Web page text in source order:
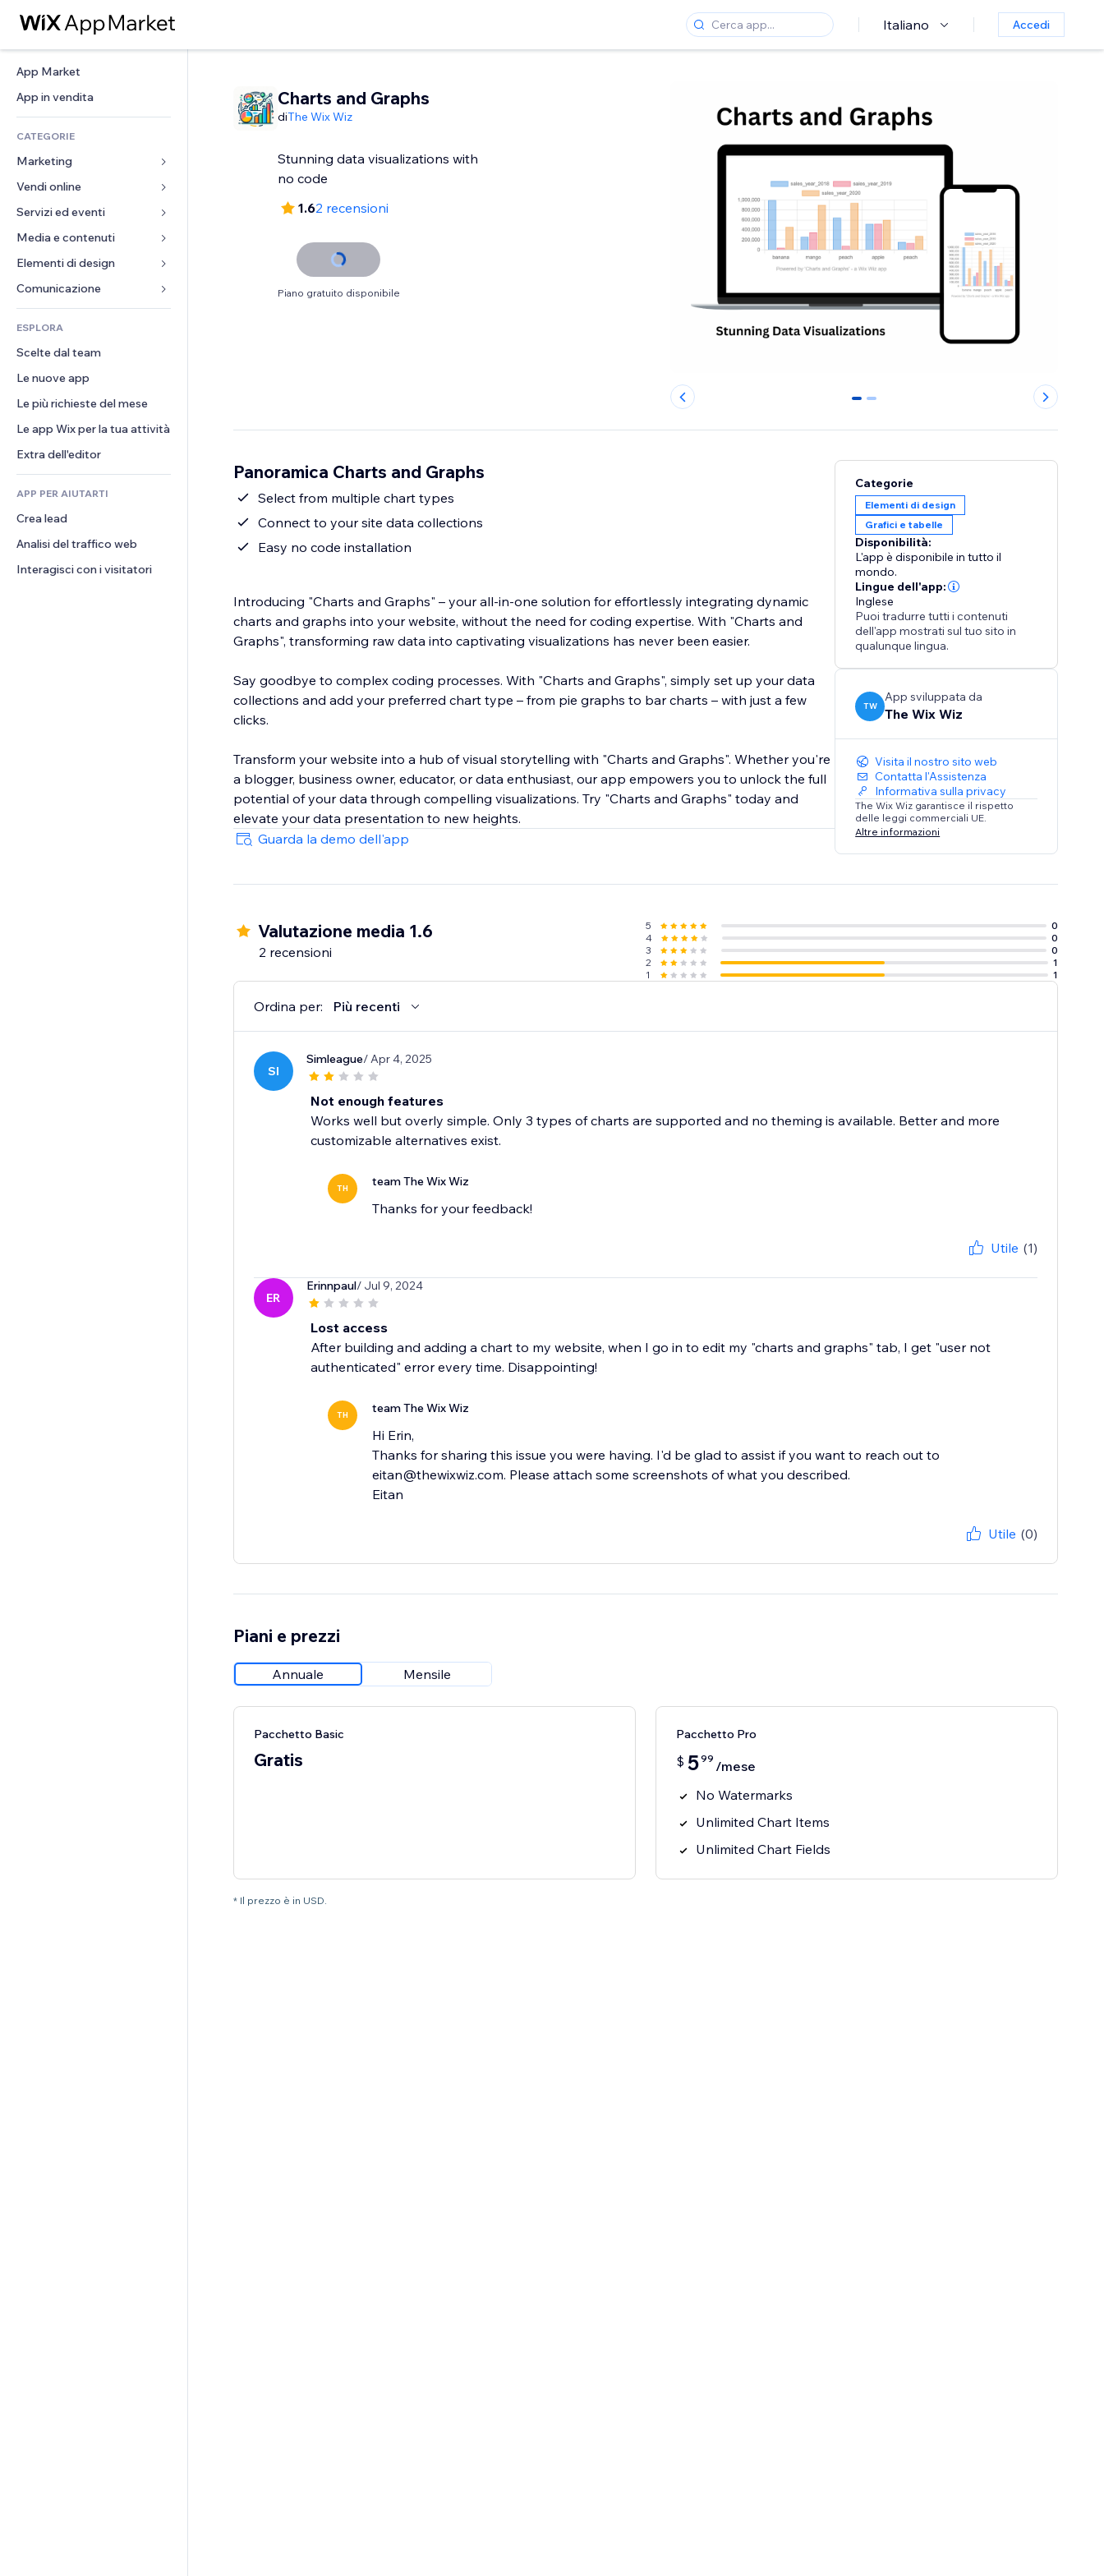
Italiano Accedi
App Market
App in vendita
CATEGORIE
Marketing
Inserzioni
Mobile
Dati analitici
Inserzioni sito
Email
Vendi online
App per Stores
Spedizione e consegna
Tasti Vendi
Amministrazione
Buoni e programmi fedeltà
Servizi ed eventi
Hotel
Eventi
Ristoranti
Immobiliare
Prenotazioni
Media e contenuti
Galleria
Musica
Podcast
Fotografia
Video
PDF
Condivisione file
Elementi di design
Mappe e navigazione
Privacy e sicurezza
Orologio
Template per pagine
Effetti immagine
Tasti e menu
Banner e badge
Calcolatrici
Cerca
Meteo
Grafici e tabelle
Moduli
Sondaggi
Chat
Commenti
Telefono
Community
Recensioni e testimonial
CRM
ESPLORA
Scelte dal team
Le nuove app
Le più richieste del mese
Le app Wix per la tua attività
Extra dell'editor
APP PER AIUTARTI
Crea lead
Analisi del traffico web
Interagisci con i visitatori
Charts and Graphs
diThe Wix Wiz
Stunning data visualizations with
no code
1.62 recensioni
Piano gratuito disponibile
0 1
Panoramica Charts and Graphs
Select from multiple chart types
Connect to your site data collections
Easy no code installation
Introducing "Charts and Graphs" – your all-in-one solution for effortlessly integrating dynamic
charts and graphs into your website, without the need for coding expertise. With "Charts and
Graphs", transforming raw data into captivating visualizations has never been easier.
Say goodbye to complex coding processes. With "Charts and Graphs", simply set up your data
collections and add your preferred chart type – from pie graphs to bar charts – with just a few
clicks.
Transform your website into a hub of visual storytelling with "Charts and Graphs". Whether you're
a blogger, business owner, educator, or data enthusiast, our app empowers you to unlock the full
potential of your data through compelling visualizations. Try "Charts and Graphs" today and
elevate your data presentation to new heights.
Guarda la demo dell'app
Categorie
Elementi di design
Grafici e tabelle
Disponibilità:
L'app è disponibile in tutto il
mondo.
Lingue dell'app:
Inglese
Puoi tradurre tutti i contenuti
dell'app mostrati sul tuo sito in
qualunque lingua.
TW
App sviluppata da
The Wix Wiz
Visita il nostro sito web
Contatta l'Assistenza
Informativa sulla privacy
The Wix Wiz garantisce il rispetto
delle leggi commerciali UE.
Altre informazioni
Valutazione media 1.6
2 recensioni
5
0
4
0
3
0
2
1
1
1
Ordina per: Più recenti
SI
Simleague/ Apr 4, 2025
Not enough features
Works well but overly simple. Only 3 types of charts are supported and no theming is available. Better and more
customizable alternatives exist.
TH team The Wix Wiz
Thanks for your feedback!
Utile (1)
ER
Erinnpaul/ Jul 9, 2024
Lost access
After building and adding a chart to my website, when I go in to edit my "charts and graphs" tab, I get "user not
authenticated" error every time. Disappointing!
TH team The Wix Wiz
Hi Erin,
Thanks for sharing this issue you were having. I'd be glad to assist if you want to reach out to
eitan@thewixwiz.com. Please attach some screenshots of what you described.
Eitan
Utile (0)
Piani e prezzi
Annuale Mensile
Pacchetto Basic
Gratis
Pacchetto Pro
$ 599 /mese
No Watermarks
Unlimited Chart Items
Unlimited Chart Fields
* Il prezzo è in USD.